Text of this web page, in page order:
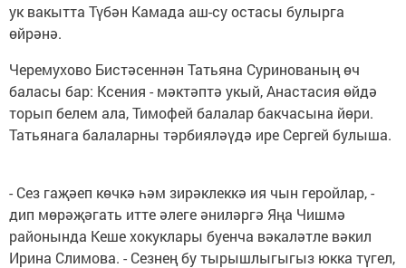
ук вакытта Түбән Камада аш-су остасы булырга
өйрәнә.
Черемухово Бистәсеннән Татьяна Суринованың өч
баласы бар: Ксения - мәктәптә укый, Анастасия өйдә
торып белем ала, Тимофей балалар бакчасына йөри.
Татьянага балаларны тәрбияләүдә ире Сергей булыша.
- Сез гаҗәеп көчкә һәм зирәклеккә ия чын геройлар, -
дип мөрәҗәгать итте әлеге әниләргә Яңа Чишмә
районында Кеше хокуклары буенча вәкаләтле вәкил
Ирина Слимова. - Сезнең бу тырышлыгыгыз юкка түгел,